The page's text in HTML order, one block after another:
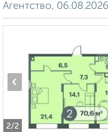
Агентство, 06.08.2026
2/2
‹